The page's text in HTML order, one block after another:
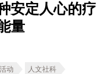
安定人心的疗
量
动 人文社科